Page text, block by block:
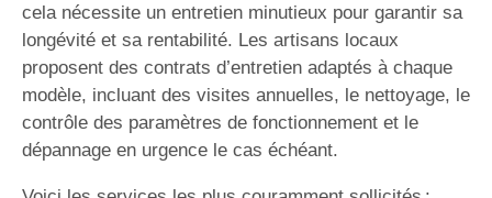
cela nécessite un entretien minutieux pour garantir sa
longévité et sa rentabilité. Les artisans locaux
proposent des contrats d’entretien adaptés à chaque
modèle, incluant des visites annuelles, le nettoyage, le
contrôle des paramètres de fonctionnement et le
dépannage en urgence le cas échéant.